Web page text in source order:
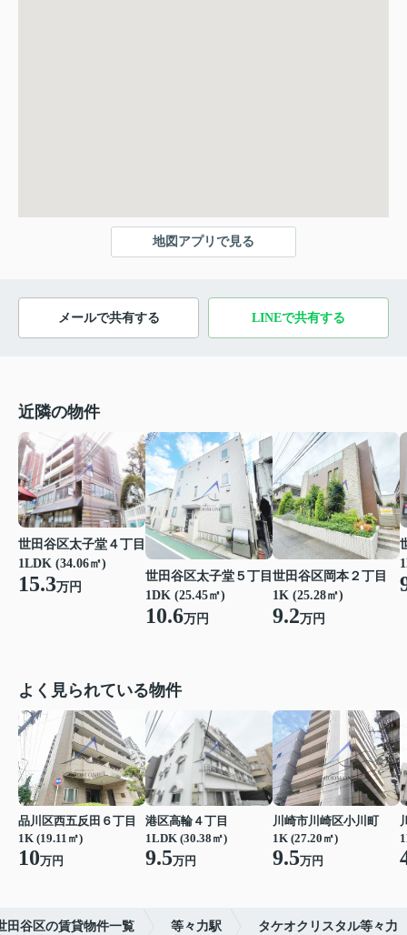
地図アプリで見る
メールで共有する LINEで共有する
近隣の物件
世田谷区太子堂４丁目
1LDK (34.06㎡)
15.3万円
世田谷区太子堂５丁目
1DK (25.45㎡)
10.6万円
世田谷区岡本２丁目
1K (25.28㎡)
9.2万円
よく見られている物件
品川区西五反田６丁目
1K (19.11㎡)
10万円
港区高輪４丁目
1LDK (30.38㎡)
9.5万円
川崎市川崎区小川町
1K (27.20㎡)
9.5万円
田谷区の賃貸物件一覧 等々力駅 タケオクリスタル等々力